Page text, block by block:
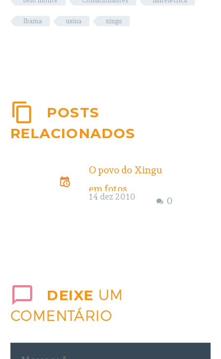
Ibama usina xingu
POSTS
RELACIONADOS
O povo do Xingu
em fotos
Conheça alguns
há anos a angústia
de um dia serem
0
14 dez 2010
DEIXE UM
COMENTÁRIO